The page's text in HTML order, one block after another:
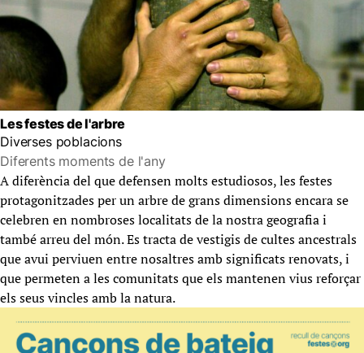
Les festes de l'arbre
Diverses poblacions
Diferents moments de l'any
A diferència del que defensen molts estudiosos, les festes
protagonitzades per un arbre de grans dimensions encara se
celebren en nombroses localitats de la nostra geografia i
també arreu del món. Es tracta de vestigis de cultes ancestrals
que avui perviuen entre nosaltres amb significats renovats, i
que permeten a les comunitats que els mantenen vius reforçar
els seus vincles amb la natura.